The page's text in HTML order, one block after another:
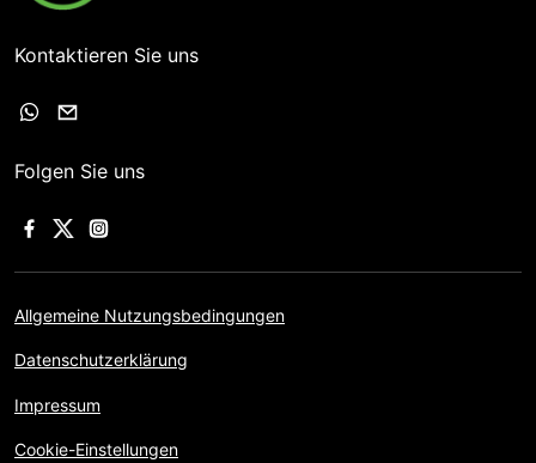
Kontaktieren Sie uns
Folgen Sie uns
Allgemeine Nutzungsbedingungen
Datenschutzerklärung
Impressum
Cookie-Einstellungen